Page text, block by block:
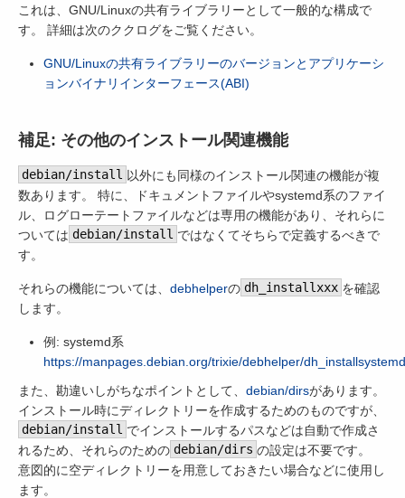
これは、GNU/Linuxの共有ライブラリーとして一般的な構成で
す。 詳細は次のククログをご覧ください。
GNU/Linuxの共有ライブラリーのバージョンとアプリケーシ
ョンバイナリインターフェース(ABI)
補足: その他のインストール関連機能
debian/install 以外にも同様のインストール関連の機能が複
数あります。 特に、ドキュメントファイルやsystemd系のファイ
ル、ログローテートファイルなどは専用の機能があり、それらに
ついては debian/install ではなくてそちらで定義するべきで
す。
それらの機能については、 debhelperの dh_installxxx を確認
します。
例: systemd系
https://manpages.debian.org/trixie/debhelper/
また、勘違いしがちなポイントとして、 debian/dirsがあります。
インストール時にディレクトリーを作成するためのものですが、
debian/install でインストールするパスなどは自動で作成さ
れるため、それらのための debian/dirs の設定は不要です。
意図的に空ディレクトリーを用意しておきたい場合などに使用し
ます。